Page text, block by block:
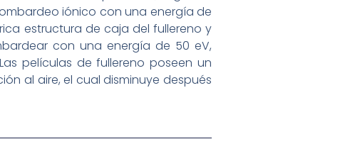
iónico con una energía de
estructura de caja del fullereno y
con una energía de 50 eV,
películas de fullereno poseen un
al aire, el cual disminuye después